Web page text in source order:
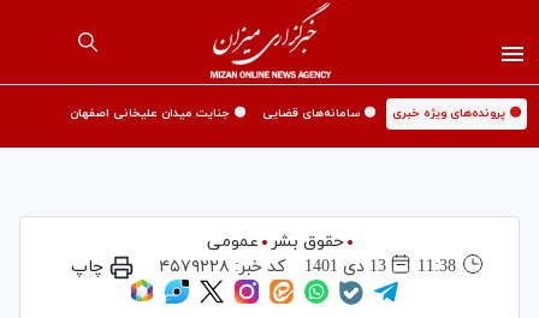
🟡 پرونده‌های ویژه خبری 🟡 سامانه‌های قضایی 🟡 جنایت میدان علیخانی اصفهان
حقوق بشر
عمومی
11:38
13 دی 1401 کد خبر: ۴۵۷۹۲۲۸ چاپ